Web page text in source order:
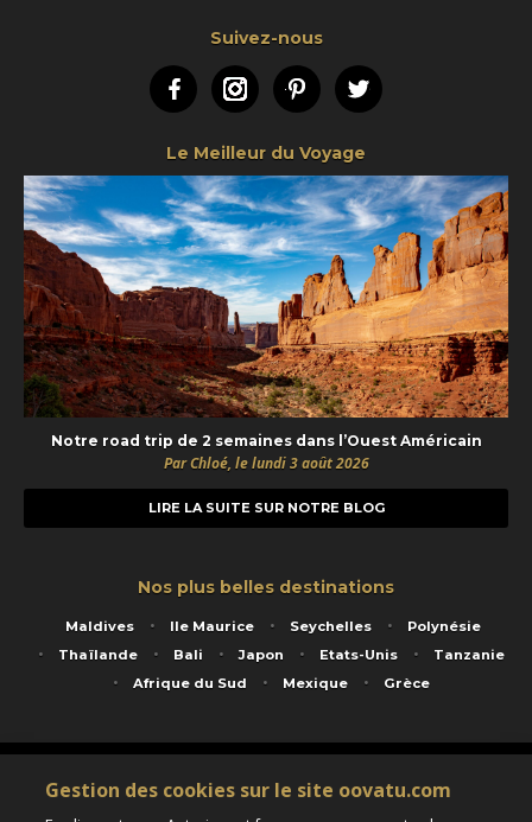
Suivez-nous
FacebookInstagramPinterestTwitter
Le Meilleur du Voyage
Notre road trip de 2 semaines dans l’Ouest Américain
Par Chloé, le lundi 3 août 2026
LIRE LA SUITE SUR NOTRE BLOG
Nos plus belles destinations
Maldives Ile Maurice Seychelles
Polynésie
Thaïlande
Bali Japon Etats-Unis
Tanzanie
Afrique du Sud
Mexique Grèce
Service animé par Nautil Voyages - 22 rue Georges Picquart 75017 Paris - S.A.S
au capital de 155 696 euros - RCS Paris B 423 671 973 - Code APE 7911Z
Matricule Atout France IM075100020 - Garantie financière Groupama - Agrément IATA
Gestion des cookies sur le site oovatu.com